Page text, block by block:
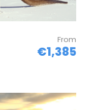
From
€1,385